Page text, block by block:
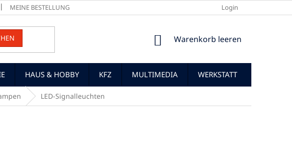
MEINE BESTELLUNG Login
WARENKORB
Warenkorb leeren
HAUS & HOBBY KFZ MULTIMEDIA WERKSTATT
LED-Signalleuchten